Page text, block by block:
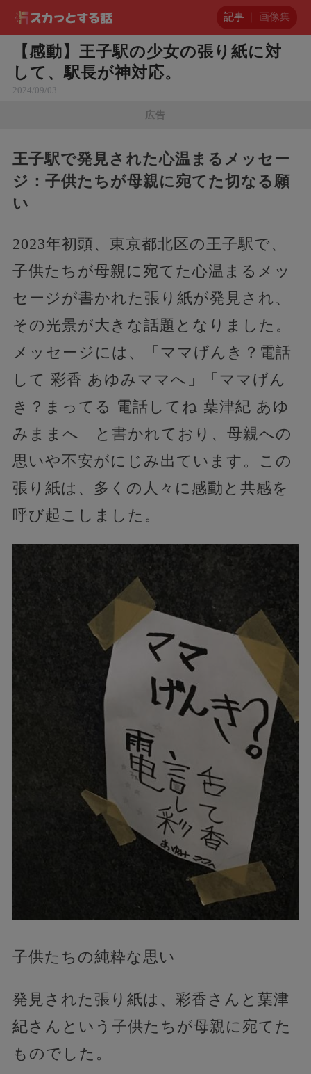
記事 画像集
【感動】王子駅の少女の張り紙に対
して、駅長が神対応。
2024/09/03
広告
王子駅で発見された心温まるメッセー
ジ：子供たちが母親に宛てた切なる願
い
2023年初頭、東京都北区の王子駅で、
子供たちが母親に宛てた心温まるメッ
セージが書かれた張り紙が発見され、
その光景が大きな話題となりました。
メッセージには、「ママげんき？電話
して 彩香 あゆみママへ」「ママげん
き？まってる 電話してね 葉津紀 あゆ
みままへ」と書かれており、母親への
思いや不安がにじみ出ています。この
張り紙は、多くの人々に感動と共感を
呼び起こしました。
子供たちの純粋な思い
発見された張り紙は、彩香さんと葉津
紀さんという子供たちが母親に宛てた
ものでした。